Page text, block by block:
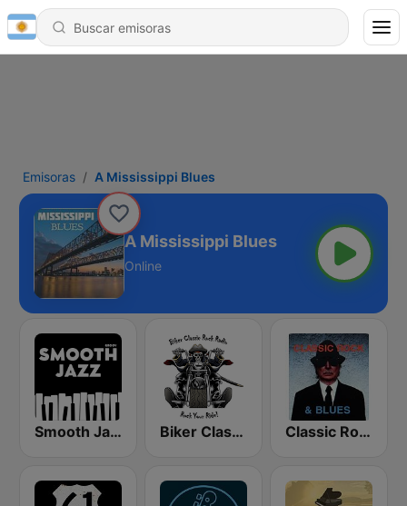
Emisoras A Mississippi Blues
A Mississippi Blues
Online
Smooth Jazz - Groov Biker Classic Rock Radio Classic Rock & Blues